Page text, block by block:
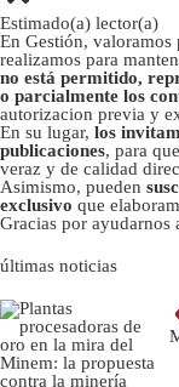
Estimado(a) lector(a)
En Gestión,
realizamos para
no está permitido,
o parcialmente los
autorizacion previa y
En su lugar, los
publicaciones, para
veraz y de calidad
Asimismo, pueden
exclusivo que
Gracias por ayudarnos
últimas noticias